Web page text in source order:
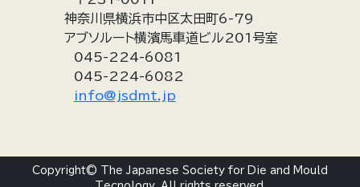
神奈川県横浜市中区太田町6-79
アブソルート横濱馬車道ビル201号室
045-224-6081
045-224-6082
info@jsdmt.jp
Copyright© The Japanese Society for Die and Mould